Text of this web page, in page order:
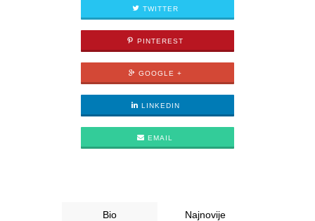
TWITTER
PINTEREST
GOOGLE +
LINKEDIN
EMAIL
Bio Najnovije